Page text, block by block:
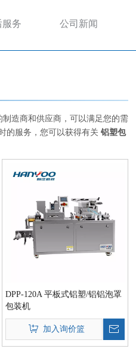
服务 公司新闻
制造商和供应商，可以满足您的需
的服务，您可以获得有关 铝塑包
DPP-120A 平板式铝塑/铝铝泡罩
包装机
加入询价篮